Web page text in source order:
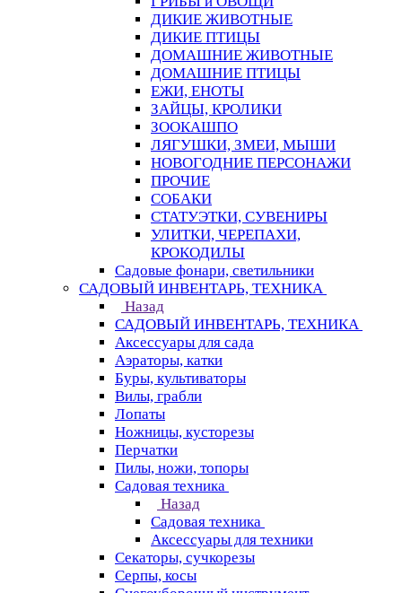
ДИКИЕ ЖИВОТНЫЕ
ДИКИЕ ПТИЦЫ
ДОМАШНИЕ ЖИВОТНЫЕ
ДОМАШНИЕ ПТИЦЫ
ЕЖИ, ЕНОТЫ
ЗАЙЦЫ, КРОЛИКИ
ЗООКАШПО
ЛЯГУШКИ, ЗМЕИ, МЫШИ
НОВОГОДНИЕ ПЕРСОНАЖИ
ПРОЧИЕ
СОБАКИ
СТАТУЭТКИ, СУВЕНИРЫ
УЛИТКИ, ЧЕРЕПАХИ,
КРОКОДИЛЫ
Садовые фонари, светильники
САДОВЫЙ ИНВЕНТАРЬ, ТЕХНИКА
Назад
САДОВЫЙ ИНВЕНТАРЬ, ТЕХНИКА
Аксессуары для сада
Аэраторы, катки
Буры, культиваторы
Вилы, грабли
Лопаты
Ножницы, кусторезы
Перчатки
Пилы, ножи, топоры
Садовая техника
Назад
Садовая техника
Аксессуары для техники
Секаторы, сучкорезы
Серпы, косы